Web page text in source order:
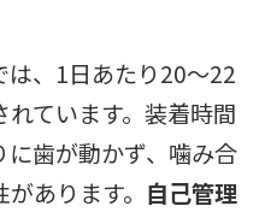
は、1日あたり20〜22
ています。装着時間
歯が動かず、噛み合
あります。 自己管理